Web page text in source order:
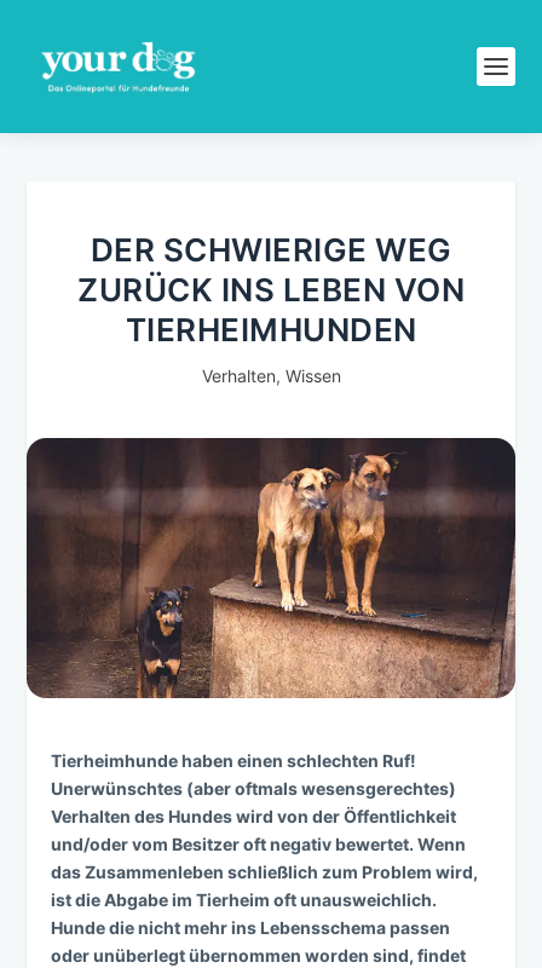
DER SCHWIERIGE WEG
ZURÜCK INS LEBEN VON
TIERHEIMHUNDEN
Verhalten, Wissen
Tierheimhunde haben einen schlechten Ruf!
Unerwünschtes (aber oftmals wesensgerechtes)
Verhalten des Hundes wird von der Öffentlichkeit
und/oder vom Besitzer oft negativ bewertet. Wenn
das Zusammenleben schließlich zum Problem wird,
ist die Abgabe im Tierheim oft unausweichlich.
Hunde die nicht mehr ins Lebensschema passen
oder unüberlegt übernommen worden sind, findet